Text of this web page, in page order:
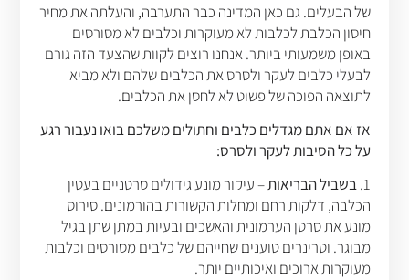
של הבעלים. גם כאן המדינה כבר התערבה, והעלתה את מחיר
חיסון הכלבת לכלבות לא מעוקרות וכלבים לא מסורסים
באופן משמעותי ביותר. אנחנו רוצים לקוות שהצעד הזה גורם
לבעלי כלבים לעקר ולסרס את הכלבים שלהם ולא מביא
לתוצאה הפוכה של פשוט לא לחסן את הכלבים.
אז אם אתם מגדלים כלבים וחתולים משלכם בואו נעבור רגע
על כל הסיבות לעקר ולסרס:
1. בשביל הבריאות– עיקור מונע גידולים סרטניים בעטין
הכלבה, דלקות רחם ומחלות הקשורות בהורמונים. סירוס
מונע את סרטן הערמונית והאשכים ובעיות במתן שתן בגיל
מבוגר. וטרינרים טוענים שחייהם של כלבים מסורסים וכלבות
מעוקרות ארוכים ואיכותיים יותר.